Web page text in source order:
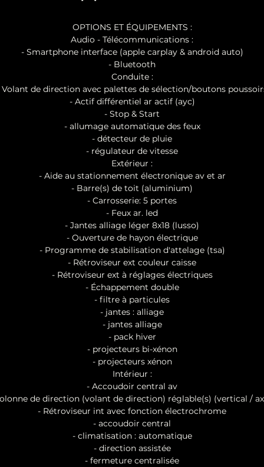
OPTIONS ET ÉQUIPEMENTS :
Audio - Télécommunications :
- Smartphone interface (apple carplay & android auto)
- Bluetooth
Conduite :
Volant de direction avec palettes de sélection/boutons
- Actif différentiel ar actif (ayc)
- Stop & Start
- allumage automatique des feux
- détecteur de pluie
- régulateur de vitesse
Extérieur :
- Aide au stationnement électronique av et ar
- Barre(s) de toit (aluminium)
- Carrosserie: 5 portes
- Feux ar. led
- Jantes alliage léger 8x18 (lusso)
- Ouverture de hayon électrique
- Programme de stabilisation d'attelage (tsa)
- Rétroviseur ext couleur caisse
- Rétroviseur ext à réglages électriques
- Échappement double
- filtre à particules
- jantes : alliage
- jantes alliage
- pack hiver
- projecteurs bi-xénon
- projecteurs xénon
Intérieur :
- Accoudoir central av
de direction (volant de direction) réglable(s) (vertical /
- Rétroviseur int avec fonction électrochrome
- accoudoir central
- climatisation : automatique
- direction assistée
- fermeture centralisée